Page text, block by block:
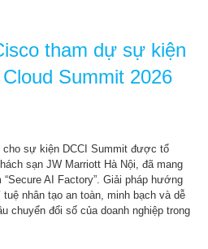
tham dự sự kiện
Summit 2026
sự kiện DCCI Summit được tổ
sạn JW Marriott Hà Nội, đã mang
AI Factory”. Giải pháp hướng
nhân tạo an toàn, minh bạch và dễ
chuyển đổi số của doanh nghiệp trong